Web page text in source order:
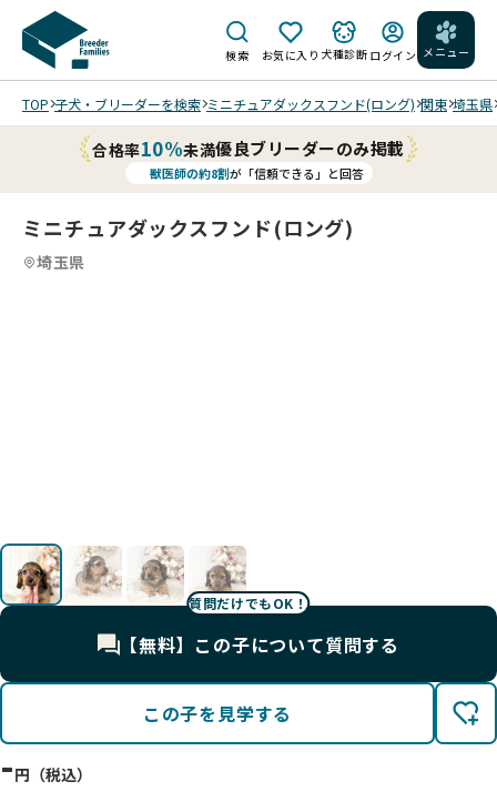
検索 お気に入り 犬種診断 ログイン メニュー
TOP 子犬・ブリーダーを検索 ミニチュアダックスフンド(ロング) 関東 埼玉県
合格率10%未満優良ブリーダーのみ掲載
獣医師の約8割が「信頼できる」と回答
ミニチュアダックスフンド(ロング)
埼玉県
質問だけでもOK！
【無料】この子について質問する
この子を見学する
-円（税込）